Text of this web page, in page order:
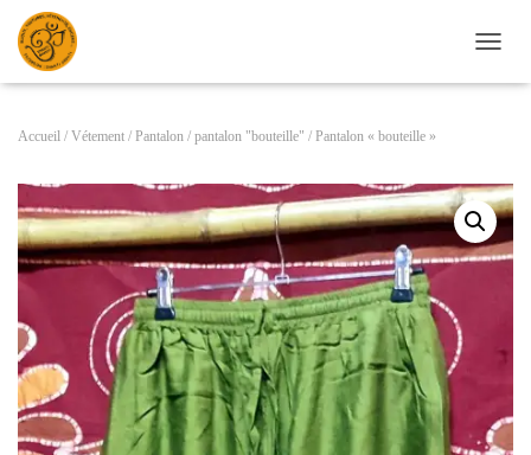
É
R
L
A
N
O
Accueil / Vétement / Pantalon / pantalon "bouteille" / Pantalon « bouteille »